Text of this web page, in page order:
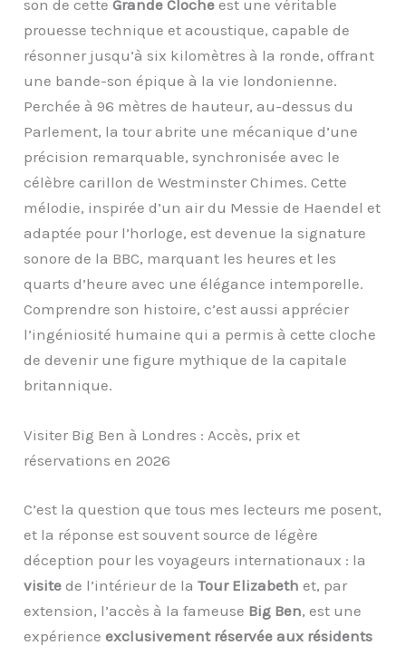
son de cetteGrande Cloche est une véritable
prouesse technique et acoustique, capable de
résonner jusqu’à six kilomètres à la ronde, offrant
une bande-son épique à la vie londonienne.
Perchée à 96 mètres de hauteur, au-dessus du
Parlement, la tour abrite une mécanique d’une
précision remarquable, synchronisée avec le
célèbre carillon de Westminster Chimes. Cette
mélodie, inspirée d’un air du Messie de Haendel et
adaptée pour l’horloge, est devenue la signature
sonore de la BBC, marquant les heures et les
quarts d’heure avec une élégance intemporelle.
Comprendre son histoire, c’est aussi apprécier
l’ingéniosité humaine qui a permis à cette cloche
de devenir une figure mythique de la capitale
britannique.
Visiter Big Ben à Londres : Accès, prix et
réservations en 2026
C’est la question que tous mes lecteurs me posent,
et la réponse est souvent source de légère
déception pour les voyageurs internationaux : la
visite de l’intérieur de laTour Elizabeth et, par
extension, l’accès à la fameuse Big Ben, est une
expérienceexclusivement réservée aux résidents